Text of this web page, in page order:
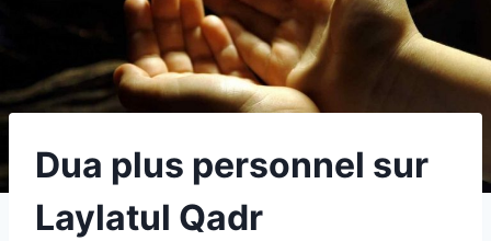
Dua plus personnel sur
Laylatul Qadr